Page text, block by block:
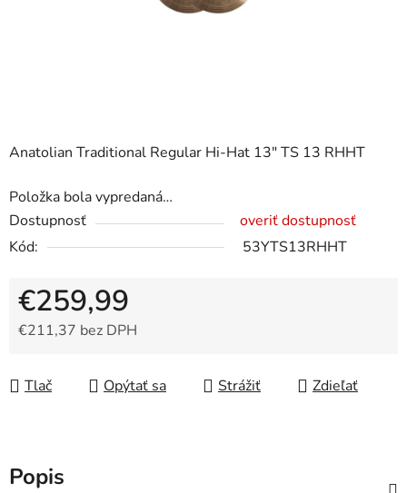
Anatolian Traditional Regular Hi-Hat 13" TS 13 RHHT
Položka bola vypredaná…
Dostupnosť
overiť dostupnosť
Kód:
53YTS13RHHT
€259,99
€211,37 bez DPH
Tlač
Opýtať sa Strážiť Zdieľať
Popis